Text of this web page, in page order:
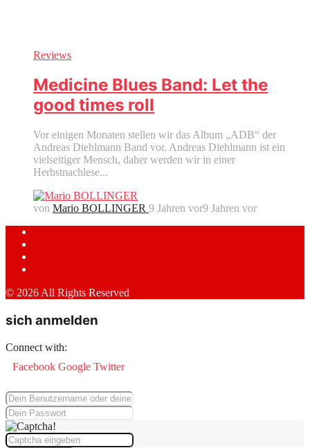
Reviews
Medicine Blues Band: Let the
good times roll
Vor einigen Monaten stellen wir das Album „ADB“ der
Andreas Diehlmann Band vor. Andreas Diehlmann ist ein
vielseitiger Mensch, daher werden wir in einer
Herbstnachlese...
von Mario BOLLINGER 9 Jahren vor9 Jahren vor
© 2026 All Rights Reserved
sich anmelden
Connect with:
Facebook Google Twitter